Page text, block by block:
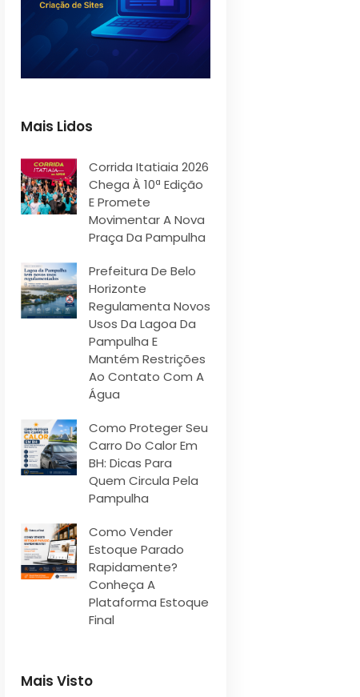
Mais Lidos
Corrida Itatiaia 2026
Chega À 10ª Edição
E Promete
Movimentar A Nova
Praça Da Pampulha
Prefeitura De Belo
Horizonte
Regulamenta Novos
Usos Da Lagoa Da
Pampulha E
Mantém Restrições
Ao Contato Com A
Água
Como Proteger Seu
Carro Do Calor Em
BH: Dicas Para
Quem Circula Pela
Pampulha
Como Vender
Estoque Parado
Rapidamente?
Conheça A
Plataforma Estoque
Final
Mais Visto